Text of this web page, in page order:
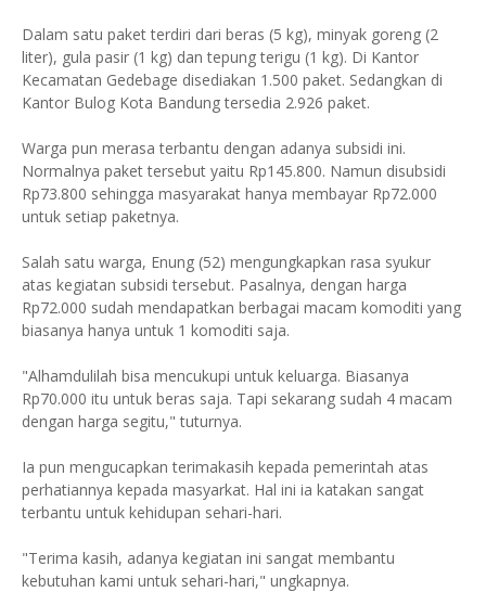
Dalam satu paket terdiri dari beras (5 kg), minyak goreng (2
liter), gula pasir (1 kg) dan tepung terigu (1 kg). Di Kantor
Kecamatan Gedebage disediakan 1.500 paket. Sedangkan di
Kantor Bulog Kota Bandung tersedia 2.926 paket.
Warga pun merasa terbantu dengan adanya subsidi ini.
Normalnya paket tersebut yaitu Rp145.800. Namun disubsidi
Rp73.800 sehingga masyarakat hanya membayar Rp72.000
untuk setiap paketnya.
Salah satu warga, Enung (52) mengungkapkan rasa syukur
atas kegiatan subsidi tersebut. Pasalnya, dengan harga
Rp72.000 sudah mendapatkan berbagai macam komoditi yang
biasanya hanya untuk 1 komoditi saja.
"Alhamdulilah bisa mencukupi untuk keluarga. Biasanya
Rp70.000 itu untuk beras saja. Tapi sekarang sudah 4 macam
dengan harga segitu," tuturnya.
Ia pun mengucapkan terimakasih kepada pemerintah atas
perhatiannya kepada masyarkat. Hal ini ia katakan sangat
terbantu untuk kehidupan sehari-hari.
"Terima kasih, adanya kegiatan ini sangat membantu
kebutuhan kami untuk sehari-hari," ungkapnya.